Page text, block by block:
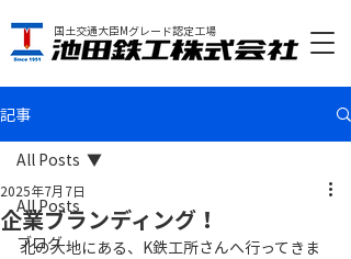
国土交通大臣Mグレード認定工場
記事
All Posts
ブログ
All Posts
企業ブランディング！
2025年7月7日
北の大地にある、K鉄工所さんへ行ってきま